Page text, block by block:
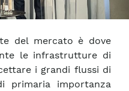
del mercato è dove
le infrastrutture di
i grandi flussi di
primaria importanza